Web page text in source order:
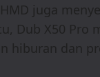
juga
Dub X50
hiburan dan